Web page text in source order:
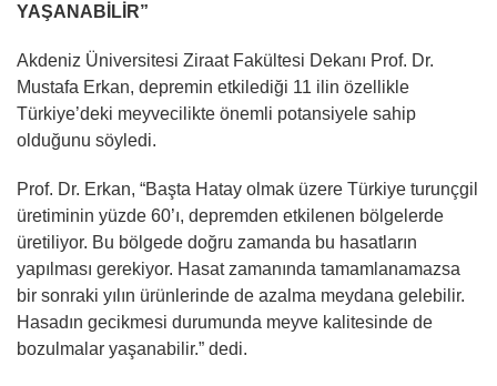
YAŞANABİLİR”
Akdeniz Üniversitesi Ziraat Fakültesi Dekanı Prof. Dr.
Mustafa Erkan, depremin etkilediği 11 ilin özellikle
Türkiye’deki meyvecilikte önemli potansiyele sahip
olduğunu söyledi.
Prof. Dr. Erkan, “Başta Hatay olmak üzere Türkiye turunçgil
üretiminin yüzde 60’ı, depremden etkilenen bölgelerde
üretiliyor. Bu bölgede doğru zamanda bu hasatların
yapılması gerekiyor. Hasat zamanında tamamlanamazsa
bir sonraki yılın ürünlerinde de azalma meydana gelebilir.
Hasadın gecikmesi durumunda meyve kalitesinde de
bozulmalar yaşanabilir.” dedi.